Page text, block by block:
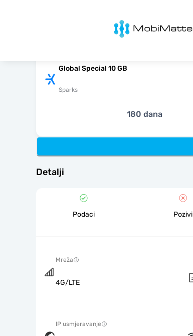
MobiMatter
Global Special 10 GB
Sparks
180 dana
Detalji
Podaci Pozivi
Mreža
4G/LTE
IP usmjeravanje